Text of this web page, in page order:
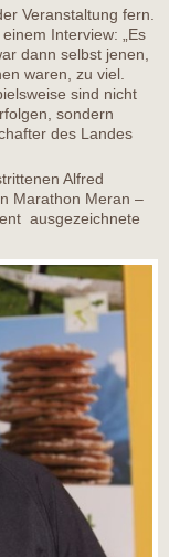
Veranstaltung fern.
Interview: „Es
dann selbst jenen,
waren, zu viel.
sind nicht
sondern
des Landes
Alfred
Marathon Meran –
ausgezeichnete